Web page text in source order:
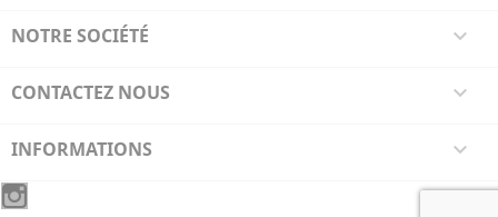
NOTRE SOCIÉTÉ 
CONTACTEZ NOUS 
INFORMATIONS 